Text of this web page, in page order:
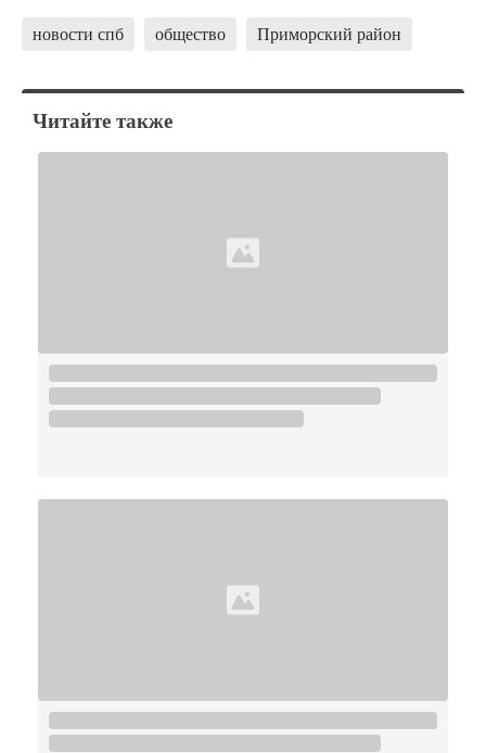
новости спб общество Приморский район
Читайте также